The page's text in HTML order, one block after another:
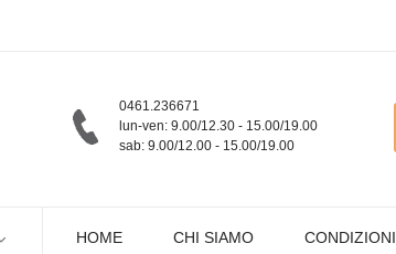
0461.236671
lun-ven: 9.00/12.30 - 15.00/19.00
sab: 9.00/12.00 - 15.00/19.00
HOME CHI SIAMO CONDIZIONI